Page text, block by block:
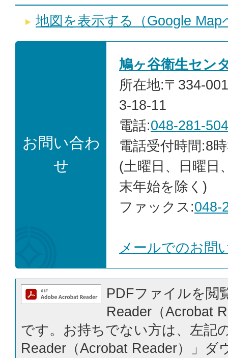
地図を表示する（Google Map
お問い合わ
せ
鳩ヶ谷衛生セン
所在地:〒334-
3-18-11
電話:048-281-
電話受付時間:8
(土曜日、日曜日
末年始を除く)
ファックス:048-
メールでのお問
PDFファイルを閲
Reader（Acrobat
です。お持ちでない方は、左記
Reader（Acrobat Reader）」ダ